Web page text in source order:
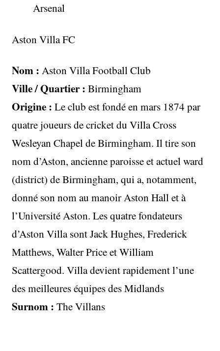
Arsenal
Aston Villa FC
Nom : Aston Villa Football Club
Ville / Quartier : Birmingham
Origine : Le club est fondé en mars 1874 par
quatre joueurs de cricket du Villa Cross
Wesleyan Chapel de Birmingham. Il tire son
nom d’Aston, ancienne paroisse et actuel ward
(district) de Birmingham, qui a, notamment,
donné son nom au manoir Aston Hall et à
l’Université Aston. Les quatre fondateurs
d’Aston Villa sont Jack Hughes, Frederick
Matthews, Walter Price et William
Scattergood. Villa devient rapidement l’une
des meilleures équipes des Midlands
Surnom : The Villans